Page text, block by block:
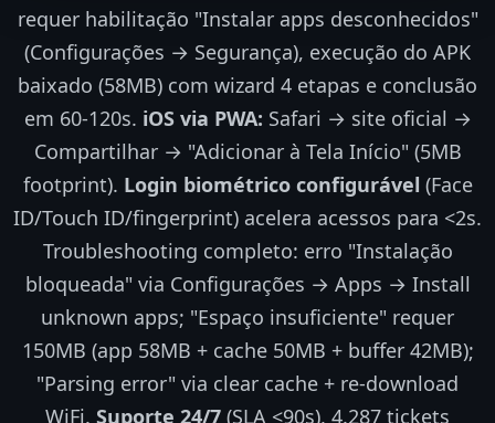
requer habilitação "Instalar apps desconhecidos"
(Configurações → Segurança), execução do APK
baixado (58MB) com wizard 4 etapas e conclusão
em 60-120s. iOS via PWA: Safari → site oficial →
Compartilhar → "Adicionar à Tela Início" (5MB
footprint). Login biométrico configurável (Face
ID/Touch ID/fingerprint) acelera acessos para <2s.
Troubleshooting completo: erro "Instalação
bloqueada" via Configurações → Apps → Install
unknown apps; "Espaço insuficiente" requer
150MB (app 58MB + cache 50MB + buffer 42MB);
"Parsing error" via clear cache + re-download
WiFi. Suporte 24/7 (SLA <90s), 4.287 tickets